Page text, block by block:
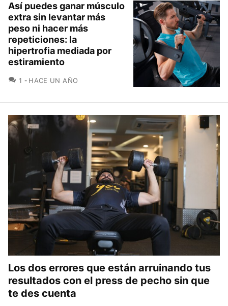
Así puedes ganar músculo
extra sin levantar más
peso ni hacer más
repeticiones: la
hipertrofia mediada por
estiramiento
1 COMENTARIOS
HACE UN AÑO
Los dos errores que están arruinando tus
resultados con el press de pecho sin que
te des cuenta